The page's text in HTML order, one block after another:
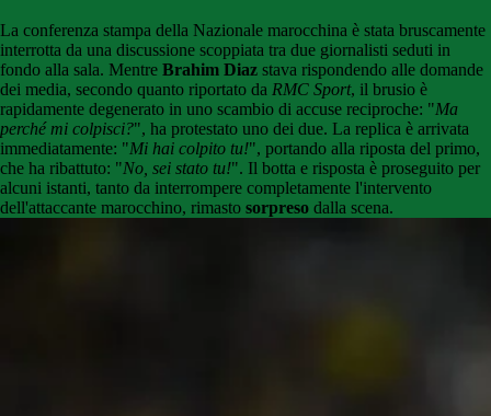
La conferenza stampa della Nazionale marocchina è stata bruscamente
interrotta da una discussione scoppiata tra due giornalisti seduti in
fondo alla sala. Mentre Brahim Diaz stava rispondendo alle domande
dei media, secondo quanto riportato da RMC Sport, il brusio è
rapidamente degenerato in uno scambio di accuse reciproche: "Ma
perché mi colpisci?", ha protestato uno dei due. La replica è arrivata
immediatamente: "Mi hai colpito tu!", portando alla riposta del primo,
che ha ribattuto: "No, sei stato tu!". Il botta e risposta è proseguito per
alcuni istanti, tanto da interrompere completamente l'intervento
dell'attaccante marocchino, rimasto sorpreso dalla scena.